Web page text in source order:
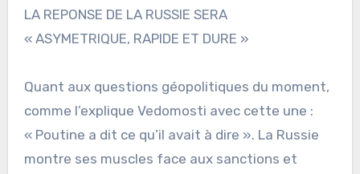
LA REPONSE DE LA RUSSIE SERA
« ASYMETRIQUE, RAPIDE ET DURE »
Quant aux questions géopolitiques du moment,
comme l’explique Vedomosti avec cette une :
« Poutine a dit ce qu’il avait à dire ». La Russie
montre ses muscles face aux sanctions et